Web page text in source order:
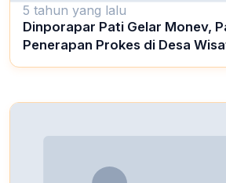
5 tahun yang lalu
Dinporapar Pati Gelar Monev,
Penerapan Prokes di Desa